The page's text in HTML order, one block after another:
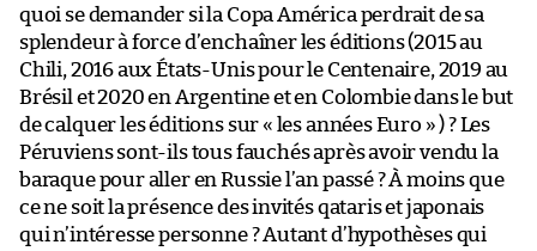
quoi se demander si la Copa América perdrait de sa
splendeur à force d’enchaîner les éditions (2015 au
Chili, 2016 aux États-Unis pour le Centenaire, 2019 au
Brésil et 2020 en Argentine et en Colombie dans le but
de calquer les éditions sur « les années Euro » ) ? Les
Péruviens sont-ils tous fauchés après avoir vendu la
baraque pour aller en Russie l’an passé ? À moins que
ce ne soit la présence des invités qataris et japonais
qui n’intéresse personne ? Autant d’hypothèses qui